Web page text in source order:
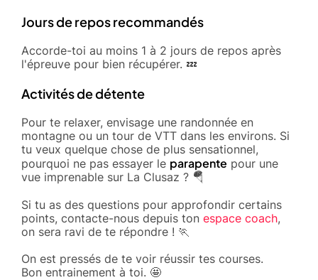
Jours de repos recommandés
Accorde-toi au moins 1 à 2 jours de repos après
l'épreuve pour bien récupérer. 💤
Activités de détente
Pour te relaxer, envisage une randonnée en
montagne ou un tour de VTT dans les environs. Si
tu veux quelque chose de plus sensationnel,
pourquoi ne pas essayer le parapente pour une
vue imprenable sur La Clusaz ? 🪂
Si tu as des questions pour approfondir certains
points, contacte-nous depuis ton espace coach,
on sera ravi de te répondre ! 🏃
On est pressés de te voir réussir tes courses.
Bon entrainement à toi. 🤩